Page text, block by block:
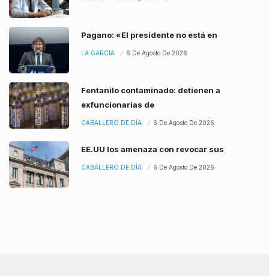
Pagano: «El presidente no está en
LA GARCÍA 6 De Agosto De 2026
Fentanilo contaminado: detienen a
exfuncionarias de
CABALLERO DE DÍA 6 De Agosto De 2026
EE.UU los amenaza con revocar sus
CABALLERO DE DÍA 6 De Agosto De 2026